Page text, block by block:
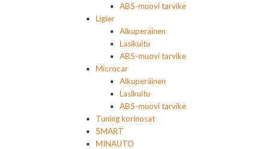
ABS-muovi tarvike
Ligier
Alkuperäinen
Lasikuitu
ABS-muovi tarvike
Microcar
Alkuperäinen
Lasikuitu
ABS-muovi tarvike
Tuning korinosat
SMART
MINAUTO